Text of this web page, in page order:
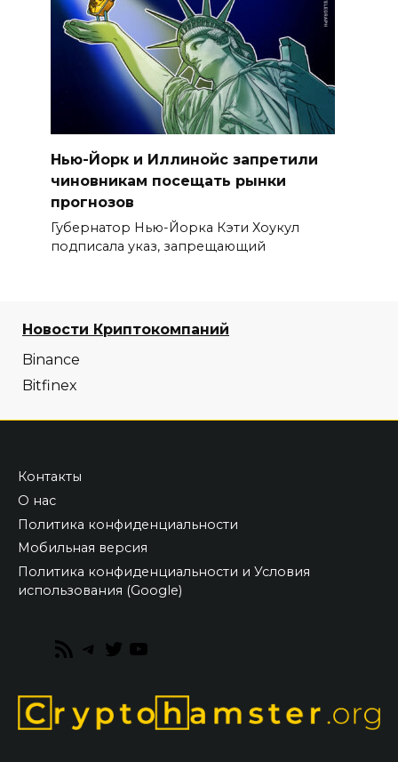
Нью-Йорк и Иллинойс запретили
чиновникам посещать рынки
прогнозов
Губернатор Нью-Йорка Кэти Хоукул
подписала указ, запрещающий
Новости Криптокомпаний
Binance
Bitfinex
Контакты
О нас
Политика конфиденциальности
Мобильная версия
Политика конфиденциальности и Условия
использования (Google)
RSS
Telegram
Twitter